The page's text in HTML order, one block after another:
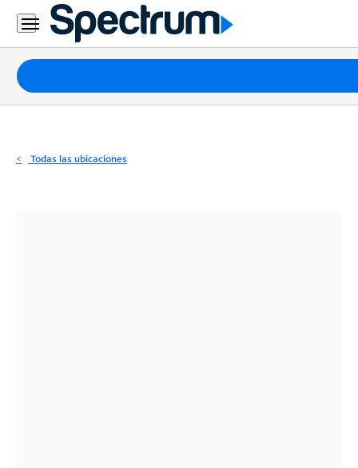
Residencial
Business
Paquetes
Internet
Todas las ubicaciones